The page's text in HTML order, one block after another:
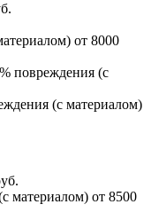
от 8000
повреждения (с
(с материалом)
материалом) от 8500